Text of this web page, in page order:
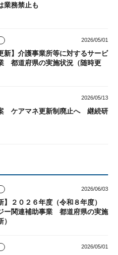
業務禁止も
2026/05/01
新】介護事業所等に対するサービ
都道府県の実施状況（随時更
2026/05/13
ケアマネ更新制廃止へ 継続研
2026/06/03
】２０２６年度（令和８年度）
ー関連補助事業 都道府県の実施
2026/05/01